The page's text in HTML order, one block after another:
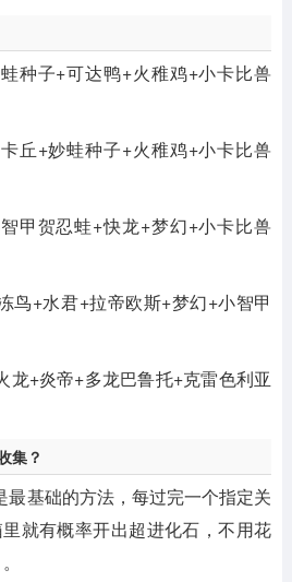
种子+可达鸭+火稚鸡+小卡比兽
丘+妙蛙种子+火稚鸡+小卡比兽
甲贺忍蛙+快龙+梦幻+小卡比兽
鸟+水君+拉帝欧斯+梦幻+小智甲
龙+炎帝+多龙巴鲁托+克雷色利亚
集？
最基础的方法，每过完一个指定关
就有概率开出超进化石，不用花